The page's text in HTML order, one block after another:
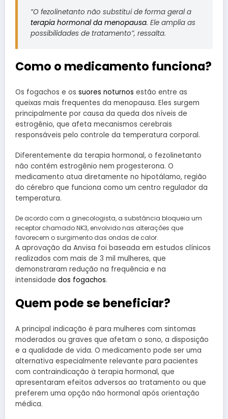
“O fezolinetanto não substitui de forma geral a
terapia hormonal da menopausa. Ele amplia as
possibilidades de tratamento”, ressalta.
Como o medicamento funciona?
Os fogachos e os suores noturnos estão entre as
queixas mais frequentes da menopausa. Eles surgem
principalmente por causa da queda dos níveis de
estrogênio, que afeta mecanismos cerebrais
responsáveis pelo controle da temperatura corporal.
Diferentemente da terapia hormonal, o fezolinetanto
não contém estrogênio nem progesterona. O
medicamento atua diretamente no hipotálamo, região
do cérebro que funciona como um centro regulador da
temperatura.
De acordo com a ginecologista, a substância bloqueia um
receptor chamado NK3, envolvido nas alterações que
favorecem o surgimento das ondas de calor.
A aprovação da Anvisa foi baseada em estudos clínicos
realizados com mais de 3 mil mulheres, que
demonstraram redução na frequência e na
intensidade dos fogachos.
Quem pode se beneficiar?
A principal indicação é para mulheres com sintomas
moderados ou graves que afetam o sono, a disposição
e a qualidade de vida. O medicamento pode ser uma
alternativa especialmente relevante para pacientes
com contraindicação à terapia hormonal, que
apresentaram efeitos adversos ao tratamento ou que
preferem uma opção não hormonal após orientação
médica.